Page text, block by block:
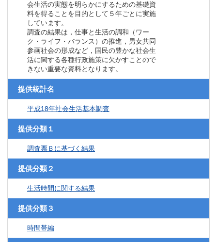
会生活の実態を明らかにするための基礎資
料を得ることを目的として５年ごとに実施
しています。
調査の結果は，仕事と生活の調和（ワー
ク・ライフ・バランス）の推進，男女共同
参画社会の形成など，国民の豊かな社会生
活に関する各種行政施策に欠かすことので
きない重要な資料となります。
提供統計名
平成18年社会生活基本調査
提供分類１
調査票Ｂに基づく結果
提供分類２
生活時間に関する結果
提供分類３
時間帯編